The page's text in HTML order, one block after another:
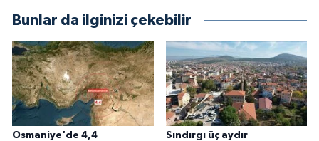
Bunlar da ilginizi çekebilir
Osmaniye'de 4,4
Sındırgı üç aydır